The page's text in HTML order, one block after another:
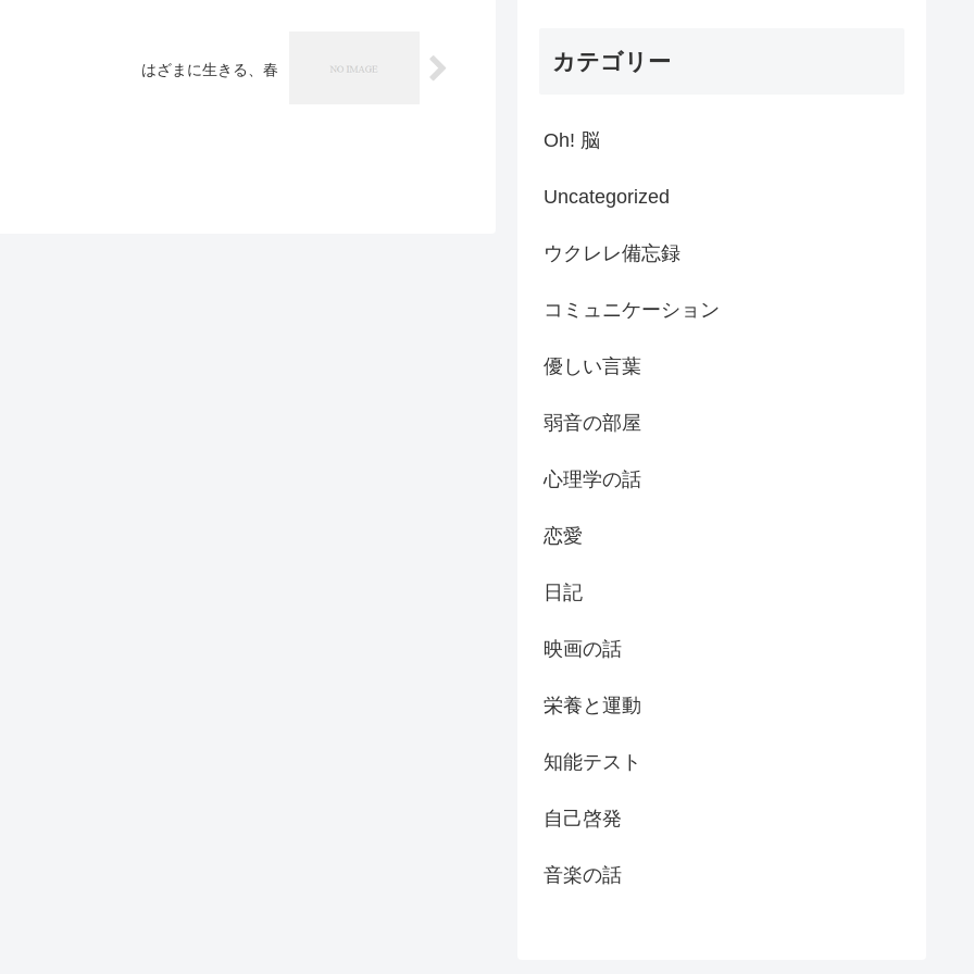
はざまに生きる、春 カテゴリー
Oh! 脳
Uncategorized
ウクレレ備忘録
コミュニケーション
優しい言葉
弱音の部屋
心理学の話
恋愛
日記
映画の話
栄養と運動
知能テスト
自己啓発
音楽の話